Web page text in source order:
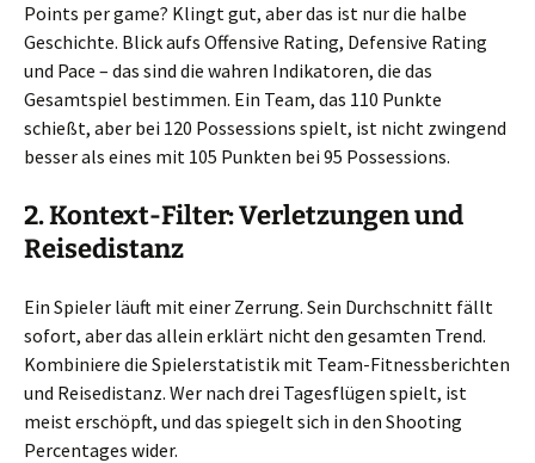
Points per game? Klingt gut, aber das ist nur die halbe
Geschichte. Blick aufs Offensive Rating, Defensive Rating
und Pace – das sind die wahren Indikatoren, die das
Gesamtspiel bestimmen. Ein Team, das 110 Punkte
schießt, aber bei 120 Possessions spielt, ist nicht zwingend
besser als eines mit 105 Punkten bei 95 Possessions.
2. Kontext-Filter: Verletzungen und
Reisedistanz
Ein Spieler läuft mit einer Zerrung. Sein Durchschnitt fällt
sofort, aber das allein erklärt nicht den gesamten Trend.
Kombiniere die Spielerstatistik mit Team-Fitnessberichten
und Reisedistanz. Wer nach drei Tagesflügen spielt, ist
meist erschöpft, und das spiegelt sich in den Shooting
Percentages wider.